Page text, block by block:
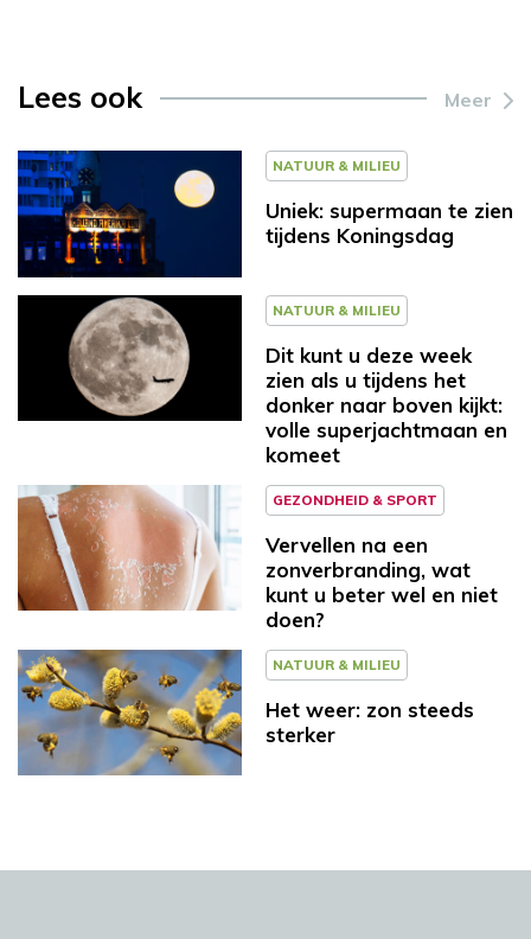
Lees ook Meer
NATUUR & MILIEU
Uniek: supermaan te zien
tijdens Koningsdag
NATUUR & MILIEU
Dit kunt u deze week
zien als u tijdens het
donker naar boven kijkt:
volle superjachtmaan en
komeet
GEZONDHEID & SPORT
Vervellen na een
zonverbranding, wat
kunt u beter wel en niet
doen?
NATUUR & MILIEU
Het weer: zon steeds
sterker